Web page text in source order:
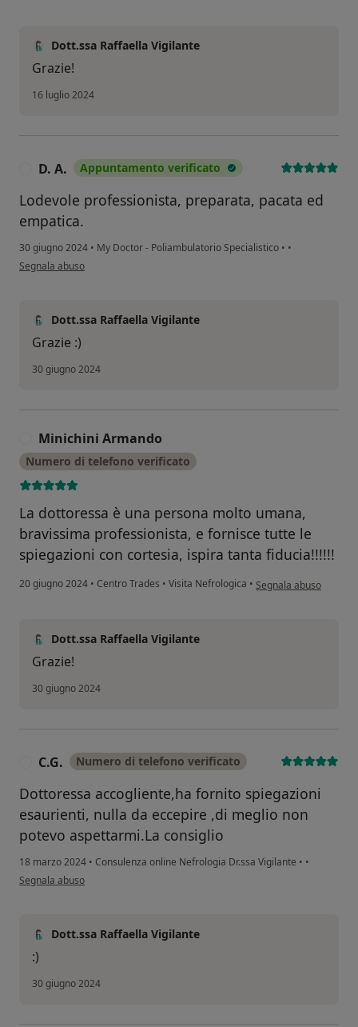
Dott.ssa Raffaella Vigilante
Grazie!
16 luglio 2024
D. A. Appuntamento verificato
Lodevole professionista, preparata, pacata ed
empatica.
30 giugno 2024 • My Doctor - Poliambulatorio Specialistico • •
secondo l'opinione dell'utente D. A.
Segnala abuso
Dott.ssa Raffaella Vigilante
Grazie :)
30 giugno 2024
Minichini Armando
Numero di telefono verificato
La dottoressa è una persona molto umana,
bravissima professionista, e fornisce tutte le
spiegazioni con cortesia, ispira tanta fiducia!!!!!!
20 giugno 2024 • Centro Trades • Visita Nefrologica • secondo l'opinione
Segnala abuso
Dott.ssa Raffaella Vigilante
Grazie!
30 giugno 2024
C.G. Numero di telefono verificato
Dottoressa accogliente,ha fornito spiegazioni
esaurienti, nulla da eccepire ,di meglio non
potevo aspettarmi.La consiglio
18 marzo 2024 • Consulenza online Nefrologia Dr.ssa Vigilante • •
secondo l'opinione dell'utente C.G.
Segnala abuso
Dott.ssa Raffaella Vigilante
:)
30 giugno 2024